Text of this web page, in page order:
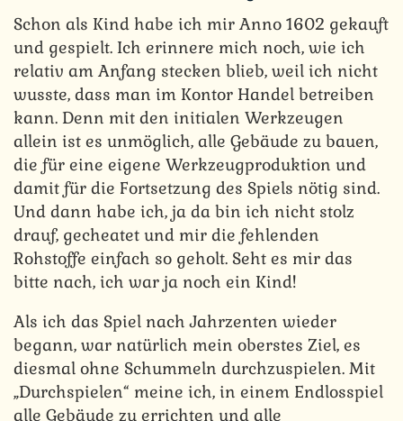
Schon als Kind habe ich mir Anno 1602 gekauft
und gespielt. Ich erinnere mich noch, wie ich
relativ am Anfang stecken blieb, weil ich nicht
wusste, dass man im Kontor Handel betreiben
kann. Denn mit den initialen Werkzeugen
allein ist es unmöglich, alle Gebäude zu bauen,
die für eine eigene Werkzeugproduktion und
damit für die Fortsetzung des Spiels nötig sind.
Und dann habe ich, ja da bin ich nicht stolz
drauf, gecheatet und mir die fehlenden
Rohstoffe einfach so geholt. Seht es mir das
bitte nach, ich war ja noch ein Kind!
Als ich das Spiel nach Jahrzenten wieder
begann, war natürlich mein oberstes Ziel, es
diesmal ohne Schummeln durchzuspielen. Mit
„Durchspielen“ meine ich, in einem Endlosspiel
alle Gebäude zu errichten und alle